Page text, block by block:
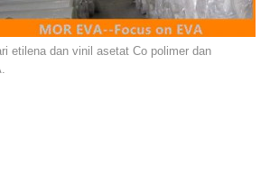
etilena dan vinil asetat Co polimer dan